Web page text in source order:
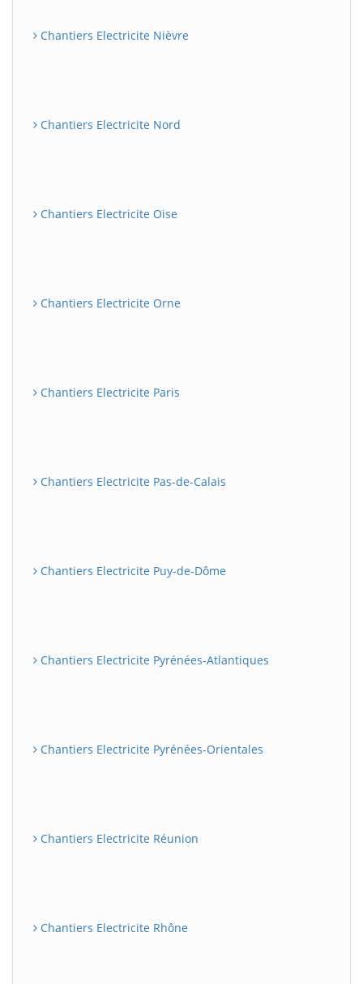
Chantiers Electricite Nièvre
Chantiers Electricite Nord
Chantiers Electricite Oise
Chantiers Electricite Orne
Chantiers Electricite Paris
Chantiers Electricite Pas-de-Calais
Chantiers Electricite Puy-de-Dôme
Chantiers Electricite Pyrénées-Atlantiques
Chantiers Electricite Pyrénées-Orientales
Chantiers Electricite Réunion
Chantiers Electricite Rhône